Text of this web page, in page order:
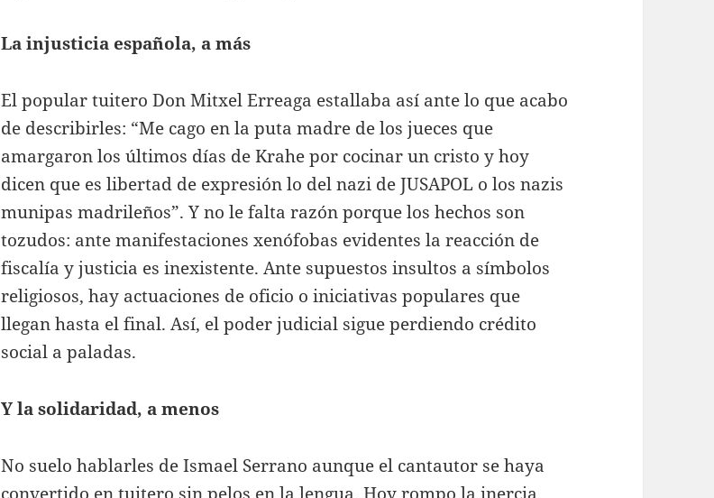
La injusticia española, a más
El popular tuitero Don Mitxel Erreaga estallaba así ante lo que acabo
de describirles: “Me cago en la puta madre de los jueces que
amargaron los últimos días de Krahe por cocinar un cristo y hoy
dicen que es libertad de expresión lo del nazi de JUSAPOL o los nazis
munipas madrileños”. Y no le falta razón porque los hechos son
tozudos: ante manifestaciones xenófobas evidentes la reacción de
fiscalía y justicia es inexistente. Ante supuestos insultos a símbolos
religiosos, hay actuaciones de oficio o iniciativas populares que
llegan hasta el final. Así, el poder judicial sigue perdiendo crédito
social a paladas.
Y la solidaridad, a menos
No suelo hablarles de Ismael Serrano aunque el cantautor se haya